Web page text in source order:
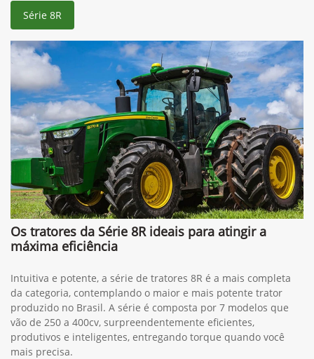
Série 8R
Os tratores da Série 8R ideais para atingir a
máxima eficiência
Intuitiva e potente, a série de tratores 8R é a mais completa
da categoria, contemplando o maior e mais potente trator
produzido no Brasil. A série é composta por 7 modelos que
vão de 250 a 400cv, surpreendentemente eficientes,
produtivos e inteligentes, entregando torque quando você
mais precisa.